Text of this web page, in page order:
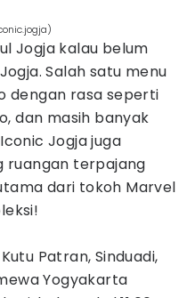
Jogja kalau belum
Salah satu menu
dengan rasa seperti
dan masih banyak
Jogja juga
ruangan terpajang
dari tokoh Marvel
Patran, Sinduadi,
Yogyakarta